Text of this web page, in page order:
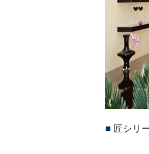
■ 匠シリ